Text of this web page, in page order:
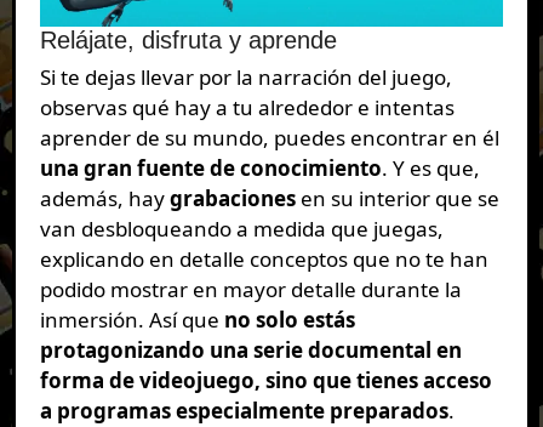
Relájate, disfruta y aprende
Si te dejas llevar por la narración del juego,
observas qué hay a tu alrededor e intentas
aprender de su mundo, puedes encontrar en él
una gran fuente de conocimiento. Y es que,
además, haygrabacionesen su interior que se
van desbloqueando a medida que juegas,
explicando en detalle conceptos que no te han
podido mostrar en mayor detalle durante la
inmersión. Así que no solo estás
protagonizando una serie documental en
forma de videojuego, sino que tienes acceso
a programas especialmente preparados.